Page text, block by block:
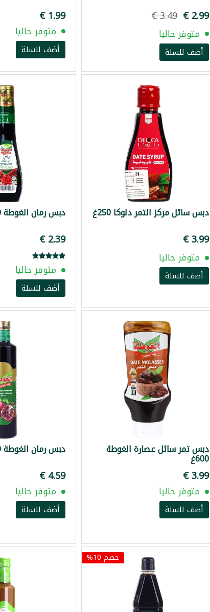
‏2.99 €
‏3.49 €
متوفر حاليا
أضف للسلة
‏1.99 €
متوفر حاليا
أضف للسلة
دبس سائل مركز التمر دلوكا 250غ
‏3.99 €
متوفر حاليا
أضف للسلة
دبس رمان الغوطة 350غ
‏2.39 €
متوفر حاليا
أضف للسلة
دبس تمر سائل عصارة الغوطة
600غ
‏3.99 €
متوفر حاليا
أضف للسلة
دبس رمان الغوطة 700غ
‏4.59 €
متوفر حاليا
أضف للسلة
خصم 10%